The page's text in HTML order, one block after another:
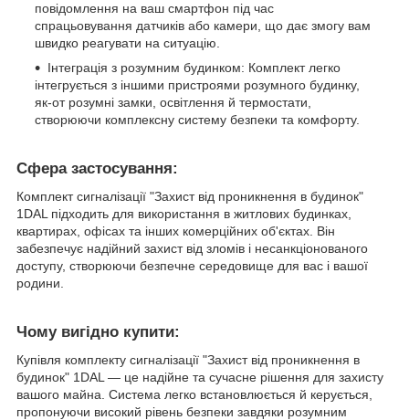
повідомлення на ваш смартфон під час
спрацьовування датчиків або камери, що дає змогу вам
швидко реагувати на ситуацію.
Інтеграція з розумним будинком: Комплект легко
інтегрується з іншими пристроями розумного будинку,
як-от розумні замки, освітлення й термостати,
створюючи комплексну систему безпеки та комфорту.
Сфера застосування:
Комплект сигналізації "Захист від проникнення в будинок"
1DAL підходить для використання в житлових будинках,
квартирах, офісах та інших комерційних об'єктах. Він
забезпечує надійний захист від зломів і несанкціонованого
доступу, створюючи безпечне середовище для вас і вашої
родини.
Чому вигідно купити:
Купівля комплекту сигналізації "Захист від проникнення в
будинок" 1DAL — це надійне та сучасне рішення для захисту
вашого майна. Система легко встановлюється й керується,
пропонуючи високий рівень безпеки завдяки розумним